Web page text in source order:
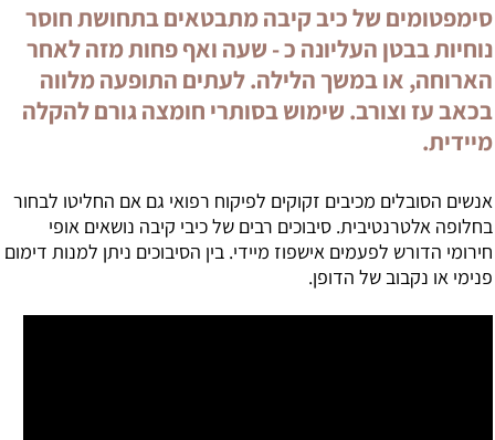
סימפטומים של כיב קיבה מתבטאים בתחושת חוסר
נוחיות בבטן העליונה כ - שעה ואף פחות מזה לאחר
הארוחה, או במשך הלילה. לעתים התופעה מלווה
בכאב עז וצורב. שימוש בסותרי חומצה גורם להקלה
מיידית.
אנשים הסובלים מכיבים זקוקים לפיקוח רפואי גם אם החליטו לבחור
בחלופה אלטרנטיבית. סיבוכים רבים של כיבי קיבה נושאים אופי
חירומי הדורש לפעמים אישפוז מיידי. בין הסיבוכים ניתן למנות דימום
פנימי או נקבוב של הדופן.